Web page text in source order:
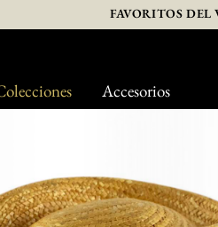
Accesorios
FAVORITOS DEL